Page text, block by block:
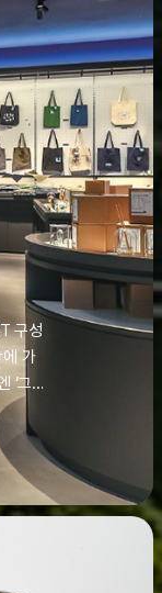
구성
가
‘그
방
쉬움